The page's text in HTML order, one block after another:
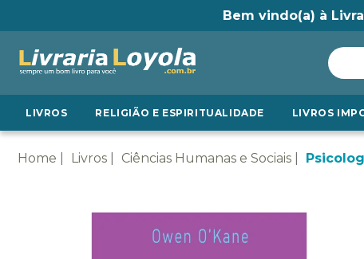
Bem vindo(a) à
LIVROS RELIGIÃO E ESPIRITUALIDADE LIVROS
Home Livros Ciências Humanas e Sociais